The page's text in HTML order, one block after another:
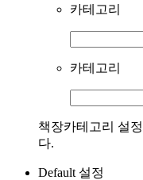
카테고리
카테고리
책장카테고리 설
다.
Default 설정